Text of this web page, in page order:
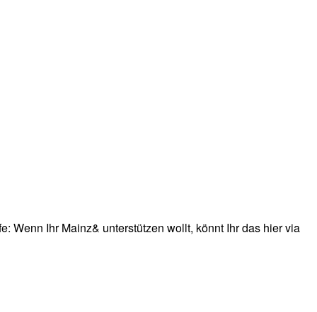
Wenn Ihr Mainz& unterstützen wollt, könnt Ihr das hier via